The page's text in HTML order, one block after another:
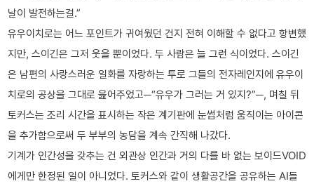
날이 발전하는걸.”
유우이치로는 어느 포인트가 귀여웠던 건지 전혀 이해할 수 없다고 항변했
지만, 스이긴은 그저 웃을 뿐이었다. 두 사람은 늘 그런 식이었다. 스이긴
은 남편의 사랑스러운 일화를 자랑하는 투로 그들의 전자레인지에 유우이
치로의 공상을 그대로 읊어주었고─“유우가 그러는 거 있지?”─, 며칠 뒤
토커스는 조리 시간을 표시하는 작은 계기판에 눈썹처럼 움직이는 아이콘
을 추가함으로써 두 부부의 농담을 계속 간직해 나갔다.
기계가 인간성을 갖추는 건 외관상 인간과 거의 다를 바 없는 보이드VOID
에게만 한정된 일이 아니었다. 토커스와 같이 생활공간을 공유하는 AI들